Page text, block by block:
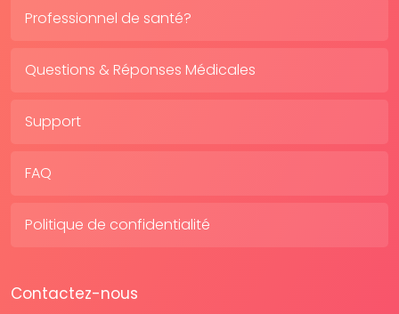
Professionnel de santé?
Questions & Réponses Médicales
Support
FAQ
Politique de confidentialité
Contactez-nous